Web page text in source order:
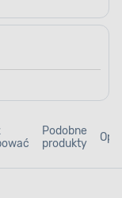
Podobne
produkty